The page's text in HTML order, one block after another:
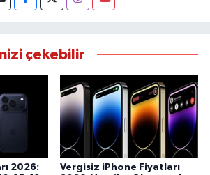
çekebilir
2026:
Vergisiz iPhone Fiyatları